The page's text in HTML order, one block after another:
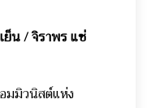
ย็น / จิราพร แซ่
มมิวนิสต์แห่ง